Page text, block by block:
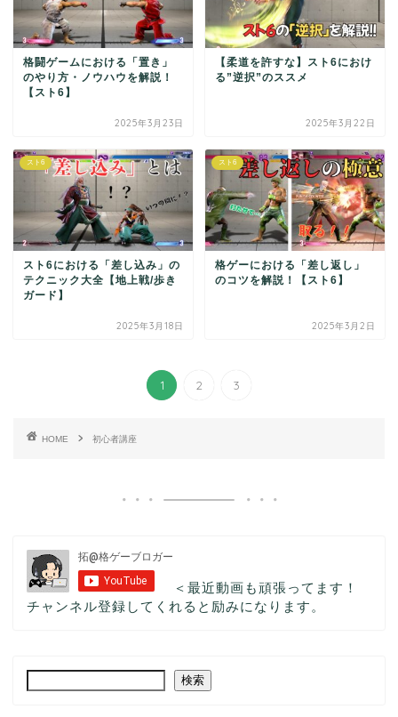
格闘ゲームにおける「置き」
のやり方・ノウハウを解説！
【スト6】
2025年3月23日
【柔道を許すな】スト6におけ
る”逆択”のススメ
2025年3月22日
スト6
スト6における「差し込み」の
テクニック大全【地上戦/歩き
ガード】
2025年3月18日
スト6
格ゲーにおける「差し返し」
のコツを解説！【スト6】
2025年3月2日
1 2 3
HOME 初心者講座
＜最近動画も頑張ってます！
チャンネル登録してくれると励みになります。
検索